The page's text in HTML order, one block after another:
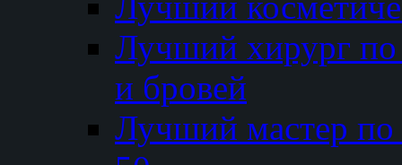
Лучший хирург по
и бровей
Лучший мастер